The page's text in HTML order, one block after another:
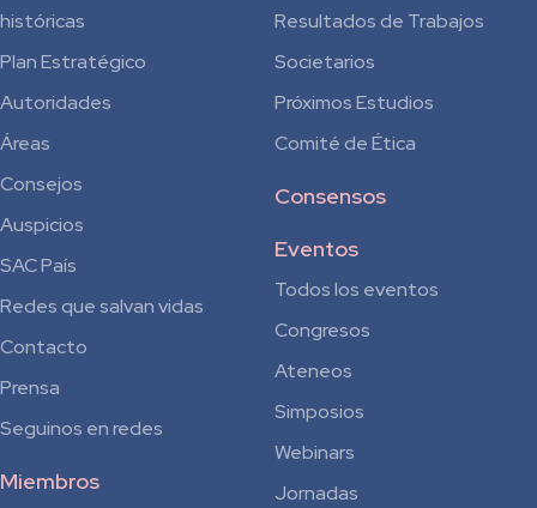
históricas
Plan Estratégico
Autoridades
Áreas
Consejos
Auspicios
SAC País
Redes que salvan vidas
Contacto
Prensa
Seguinos en redes
Miembros
Resultados de Trabajos
Societarios
Próximos Estudios
Comité de Ética
Consensos
Eventos
Todos los eventos
Congresos
Ateneos
Simposios
Webinars
Jornadas